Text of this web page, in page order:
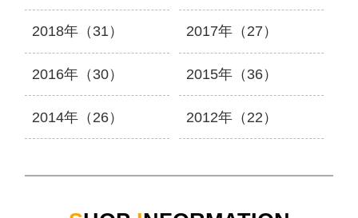
2018年（31） 2017年（27）
2016年（30） 2015年（36）
2014年（26） 2012年（22）